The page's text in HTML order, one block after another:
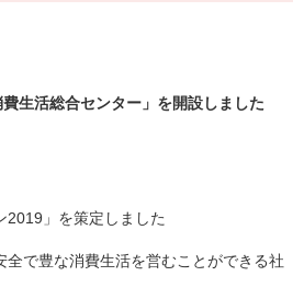
生活総合センター」を開設しました
2019」を策定しました
で豊な消費生活を営むことができる社